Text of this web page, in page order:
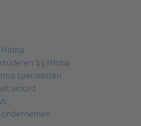
bij Hitma
specialisten
woord